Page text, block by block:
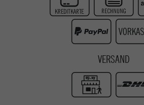
Youtube
VERSAND